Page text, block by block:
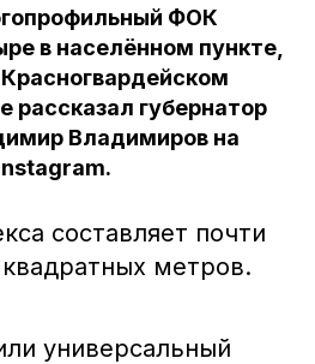
ФОК
в населённом пункте,
рассказал губернатор
Владимиров на
составляет почти
метров.
универсальный